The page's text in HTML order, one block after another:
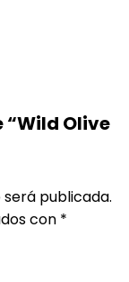
“Wild Olive
publicada.
con *